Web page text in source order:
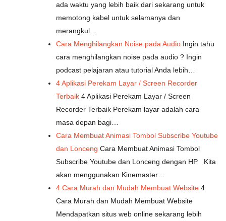
ada waktu yang lebih baik dari sekarang untuk
memotong kabel untuk selamanya dan
merangkul…
Cara Menghilangkan Noise pada Audio Ingin tahu
cara menghilangkan noise pada audio ? Ingin
podcast pelajaran atau tutorial Anda lebih…
4 Aplikasi Perekam Layar / Screen Recorder
Terbaik 4 Aplikasi Perekam Layar / Screen
Recorder Terbaik Perekam layar adalah cara
masa depan bagi…
Cara Membuat Animasi Tombol Subscribe Youtube
dan Lonceng Cara Membuat Animasi Tombol
Subscribe Youtube dan Lonceng dengan HP Kita
akan menggunakan Kinemaster…
4 Cara Murah dan Mudah Membuat Website 4
Cara Murah dan Mudah Membuat Website
Mendapatkan situs web online sekarang lebih